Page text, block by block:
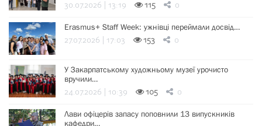
30.07.2026 | 13:19 115 0
Erasmus+ Staff Week: ужнівці переймали досвід…
27.07.2026 | 17:03 153 0
У Закарпатському художньому музеї урочисто
вручили…
24.07.2026 | 10:39 105 0
Лави офіцерів запасу поповнили 13 випускників
кафедри…